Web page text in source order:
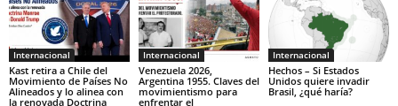
Internacional
Kast retira a Chile del
Movimiento de Países No
Alineados y lo alinea con
la renovada Doctrina
Internacional
Venezuela 2026,
Argentina 1955. Claves del
movimientismo para
enfrentar el
Internacional
Hechos – Si Estados
Unidos quiere invadir
Brasil, ¿qué haría?